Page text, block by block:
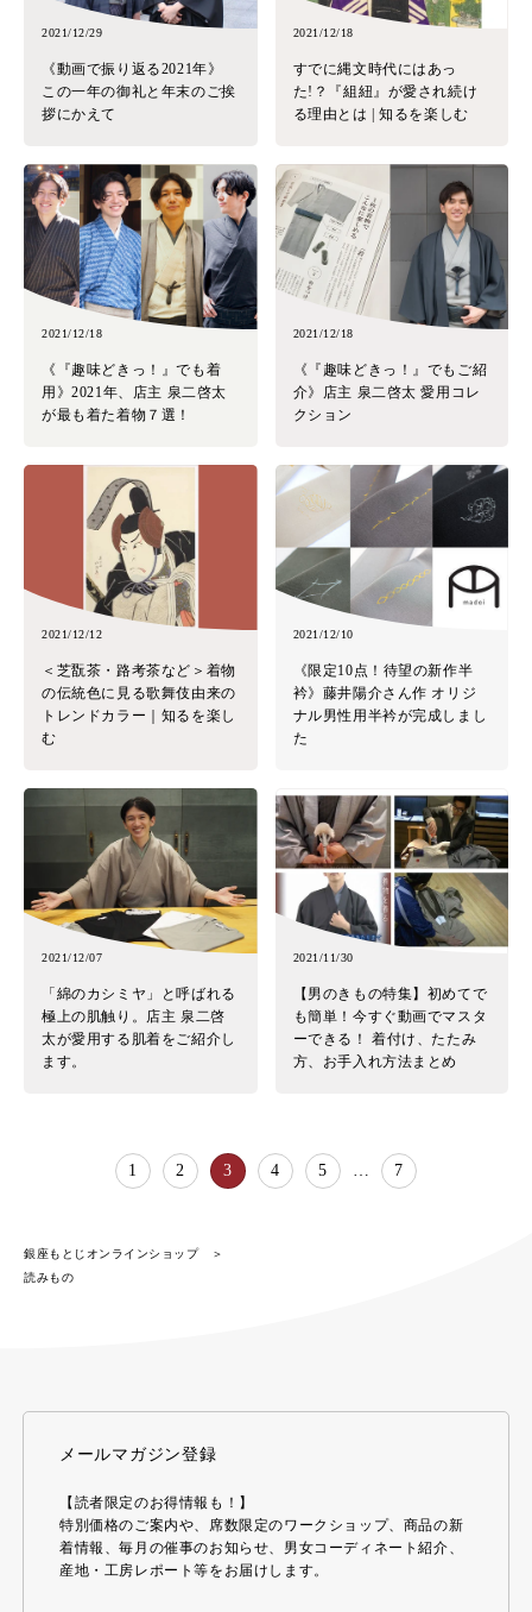
2021/12/29
《動画で振り返る2021年》
この一年の御礼と年末のご挨
拶にかえて
2021/12/18
すでに縄文時代にはあっ
た!？『組紐』が愛され続け
る理由とは | 知るを楽しむ
2021/12/18
《『趣味どきっ！』でも着
用》2021年、店主 泉二啓太
が最も着た着物７選！
2021/12/18
《『趣味どきっ！』でもご紹
介》店主 泉二啓太 愛用コレ
クション
2021/12/12
＜芝翫茶・路考茶など＞着物
の伝統色に見る歌舞伎由来の
トレンドカラー｜知るを楽し
む
2021/12/10
《限定10点！待望の新作半
衿》藤井陽介さん作 オリジ
ナル男性用半衿が完成しまし
た
2021/12/07
「綿のカシミヤ」と呼ばれる
極上の肌触り。店主 泉二啓
太が愛用する肌着をご紹介し
ます。
2021/11/30
【男のきもの特集】初めてで
も簡単！今すぐ動画でマスタ
ーできる！ 着付け、たたみ
方、お手入れ方法まとめ
1 2 3 4 5 7
銀座もとじオンラインショップ
読みもの
メールマガジン登録
【読者限定のお得情報も！】
特別価格のご案内や、席数限定のワークショップ、商品の新
着情報、毎月の催事のお知らせ、男女コーディネート紹介、
産地・工房レポート等をお届けします。